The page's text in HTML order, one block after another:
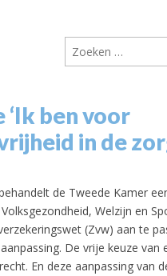
e.o.
Zoeken
naar:
ben voor
in de
de Tweede Kamer
Welzijn en
(Zvw) aan te
De vrije keuze van
En deze aanpassing van